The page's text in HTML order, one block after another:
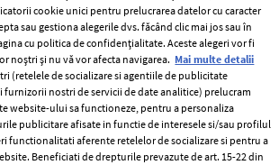
Awards
Termeni si conditii
Politica de
confidențialitate
cookie unici pentru prelucrarea datelor cu caracter
sau gestiona alegerile dvs. făcând clic mai jos sau în
cu politica de confidențialitate. Aceste alegeri vor fi
noștri și nu vă vor afecta navigarea. Mai multe detalii
(retelele de socializare si agentiile de publicitate
furnizorii nostri de servicii de date analitice) prelucram
website-ului sa functioneze, pentru a personaliza
publicitare afisate in functie de interesele si/sau profilul
functionalitati aferente retelelor de socializare si pentru a
Beneficiati de drepturile prevazute de art. 15-22 din